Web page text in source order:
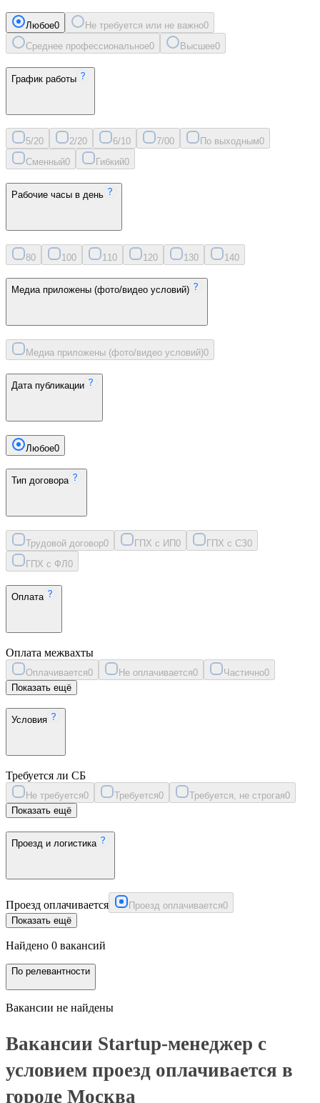
Любое0 Не требуется или не важно0
Среднее профессиональное0 Высшее0
График работы
5/20 2/20 6/10 7/00 По выходным0
Сменный0 Гибкий0
Рабочие часы в день
80 100 11 0 120 130 140
Медиа приложены (фото/видео условий)
Медиа приложены (фото/видео условий)0
Дата публикации
Любое0
Тип договора
Трудовой договор0 ГПХ с ИП0 ГПХ с СЗ0
ГПХ с ФЛ 0
Оплата
Оплата межвахты
Оплачивается0 Не оплачивается0 Частично0
Показать ещё
Условия
Требуется ли СБ
Не требуется0 Требуется0 Требуется, не строгая0
Показать ещё
Проезд и логистика
Проезд оплачивается Проезд оплачивается0
Показать ещё
Найдено 0 вакансий
По релевантности
Вакансии не найдены
Вакансии Startup-менеджер с
условием проезд оплачивается в
городе Москва